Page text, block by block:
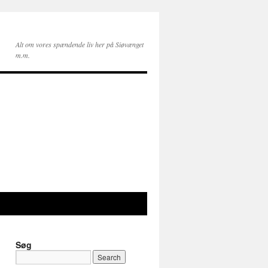
Alt om vores spændende liv her på Siøvænget
m.m.
Søg